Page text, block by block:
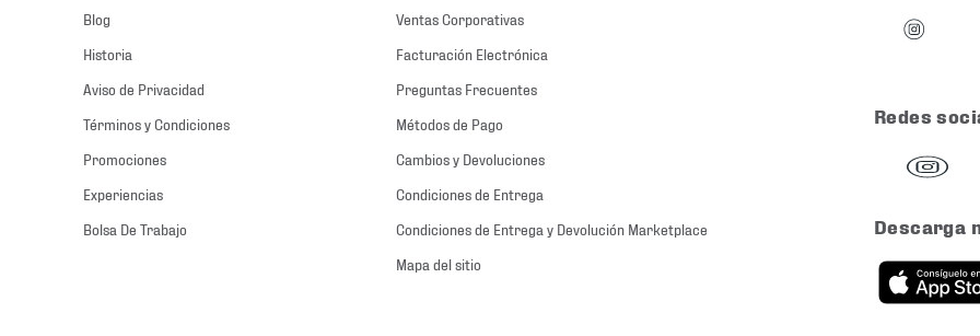
Blog
Historia
Aviso de Privacidad
Términos y Condiciones
Promociones
Experiencias
Bolsa De Trabajo
Ventas Corporativas
Facturación Electrónica
Preguntas Frecuentes
Métodos de Pago
Cambios y Devoluciones
Condiciones de Entrega
Condiciones de Entrega y Devolución Marketplace
Mapa del sitio
Redes
Descarga